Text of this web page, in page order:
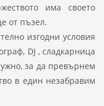
има своето
от пъзел.
изгодни условия
DJ , сладкарница
за да превърнем
в един незабравим